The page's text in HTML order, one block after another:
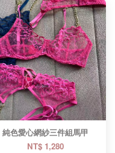
純色愛心網紗三件組馬甲
NT$ 1,280